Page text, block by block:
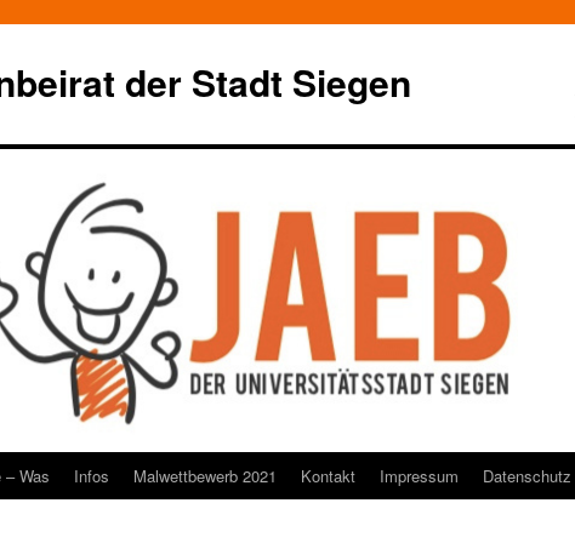
der Stadt Siegen
– Was Infos Malwettbewerb 2021 Kontakt Impressum Datenschutz